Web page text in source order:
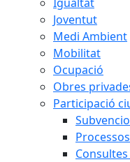
Joventut
Medi Ambient
Mobilitat
Ocupació
Obres
Participació